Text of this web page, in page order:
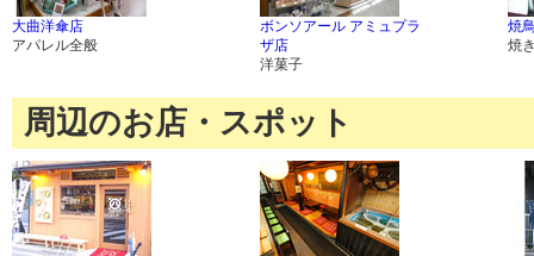
大曲洋傘店
アパレル全般
ボンソアール アミュプラ
ザ店
洋菓子
焼
焼
周辺のお店・スポット